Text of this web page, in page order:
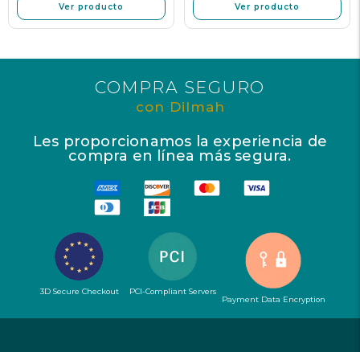
Ver producto Ver producto
COMPRA SEGURO
con Dilmah
Les proporcionamos la experiencia de
compra en línea más segura.
3D Secure Checkout
PCI-Compliant Servers
Payment Data Encryption